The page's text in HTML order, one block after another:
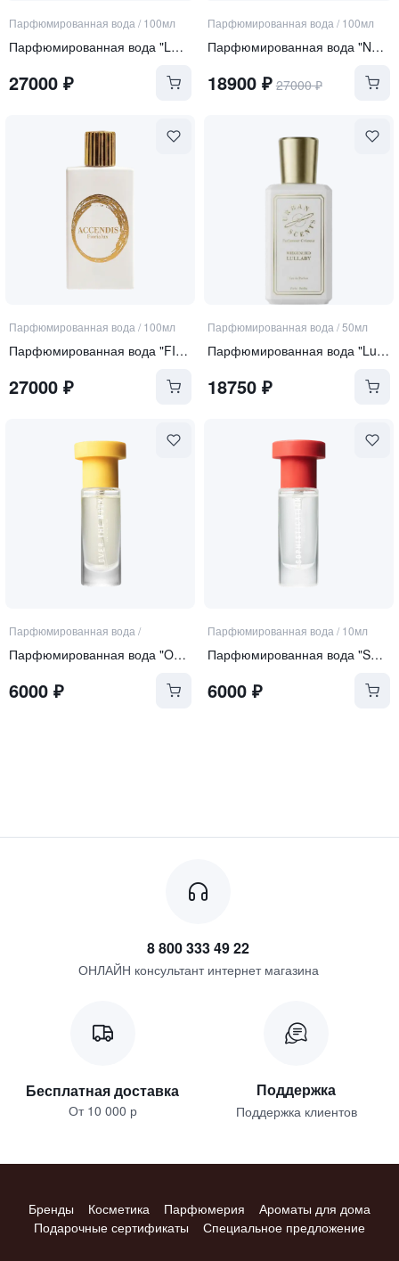
Парфюмированная вода / 100мл
Парфюмированная вода "LUNA DULCIUS"
27000 ₽
Парфюмированная вода / 100мл
Парфюмированная вода "NOORIA"
18900₽ 27000₽
Парфюмированная вода / 100мл
Парфюмированная вода "FIORIALUX"
27000 ₽
Парфюмированная вода /50мл
Парфюмированная вода "Lullaby"
18750₽
Парфюмированная вода /
Парфюмированная вода "Over the Moon"
6000 ₽
Парфюмированная вода / 10мл
Парфюмированная вода "Sophistication"
6000₽
8 800 333 49 22
ОНЛАЙН консультант интернет магазина
Бесплатная доставка
От 10 000 р
Поддержка
Поддержка клиентов
Бренды Косметика Парфюмерия
Ароматы для дома
Подарочные сертификаты
Специальное предложение